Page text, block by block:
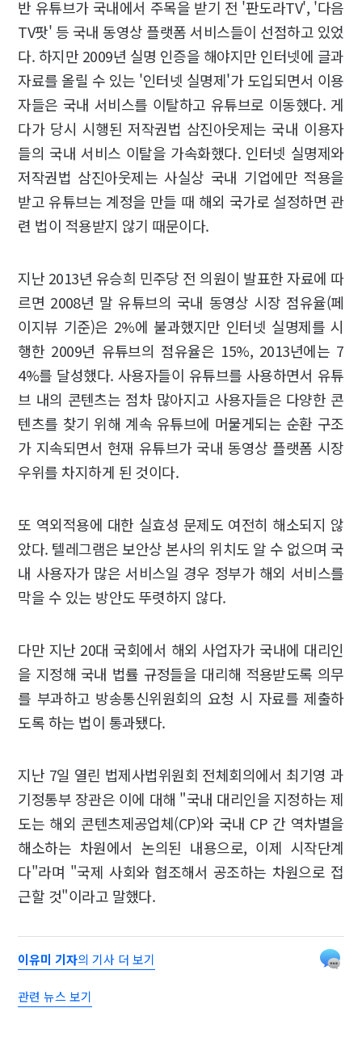
반 유튜브가 국내에서 주목을 받기 전 '판도라TV', '다음
TV팟' 등 국내 동영상 플랫폼 서비스들이 선점하고 있었
다. 하지만 2009년 실명 인증을 해야지만 인터넷에 글과
자료를 올릴 수 있는 '인터넷 실명제'가 도입되면서 이용
자들은 국내 서비스를 이탈하고 유튜브로 이동했다. 게
다가 당시 시행된 저작권법 삼진아웃제는 국내 이용자
들의 국내 서비스 이탈을 가속화했다. 인터넷 실명제와
저작권법 삼진아웃제는 사실상 국내 기업에만 적용을
받고 유튜브는 계정을 만들 때 해외 국가로 설정하면 관
련 법이 적용받지 않기 때문이다.
지난 2013년 유승희 민주당 전 의원이 발표한 자료에 따
르면 2008년 말 유튜브의 국내 동영상 시장 점유율(페
이지뷰 기준)은 2%에 불과했지만 인터넷 실명제를 시
행한 2009년 유튜브의 점유율은 15%, 2013년에는 7
4%를 달성했다. 사용자들이 유튜브를 사용하면서 유튜
브 내의 콘텐츠는 점차 많아지고 사용자들은 다양한 콘
텐츠를 찾기 위해 계속 유튜브에 머물게되는 순환 구조
가 지속되면서 현재 유튜브가 국내 동영상 플랫폼 시장
우위를 차지하게 된 것이다.
또 역외적용에 대한 실효성 문제도 여전히 해소되지 않
았다. 텔레그램은 보안상 본사의 위치도 알 수 없으며 국
내 사용자가 많은 서비스일 경우 정부가 해외 서비스를
막을 수 있는 방안도 뚜렷하지 않다.
다만 지난 20대 국회에서 해외 사업자가 국내에 대리인
을 지정해 국내 법률 규정들을 대리해 적용받도록 의무
를 부과하고 방송통신위원회의 요청 시 자료를 제출하
도록 하는 법이 통과됐다.
지난 7일 열린 법제사법위원회 전체회의에서 최기영 과
기정통부 장관은 이에 대해 "국내 대리인을 지정하는 제
도는 해외 콘텐츠제공업체(CP)와 국내 CP 간 역차별을
해소하는 차원에서 논의된 내용으로, 이제 시작단계
다"라며 "국제 사회와 협조해서 공조하는 차원으로 접
근할 것"이라고 말했다.
이유미 기자의 기사 더 보기
관련 뉴스 보기